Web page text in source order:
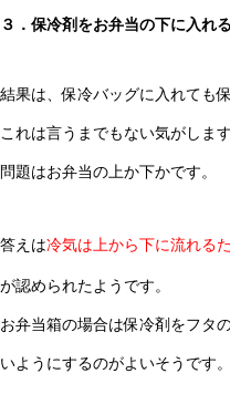
３．保冷剤をお弁当の下に入れる
結果は、保冷バッグに入れても
これは言うまでもない気がします
問題はお弁当の上か下かです。
答えは冷気は上から下に流れる
が認められたようです。
お弁当箱の場合は保冷剤をフタ
いようにするのがよいそうです。